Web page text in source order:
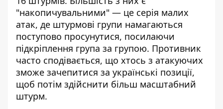
"накопичувальними" — це серія малих
атак, де штурмові групи намагаються
поступово просунутися, посилаючи
підкріплення група за групою. Противник
часто сподівається, що хтось з атакуючих
зможе зачепитися за українські позиції,
щоб потім здійснити більш масштабний
штурм.